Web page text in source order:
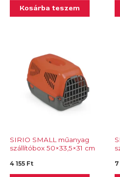
Kosárba teszem
SIRIO SMALL műanyag
szállítóbox 50×33,5×31 cm
4 155 Ft